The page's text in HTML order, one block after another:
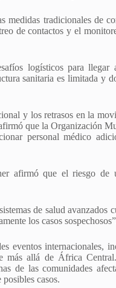
medidas tradicionales de
de contactos y el
logísticos para llegar
sanitaria es limitada y
y los retrasos en la
que la Organización
personal médico
afirmó que el riesgo de
de salud avanzados
los casos
eventos internacionales,
allá de África
de las comunidades
casos.